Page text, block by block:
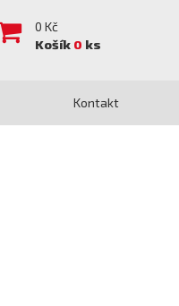
0 Kč
Košík 0 ks
Kontakt